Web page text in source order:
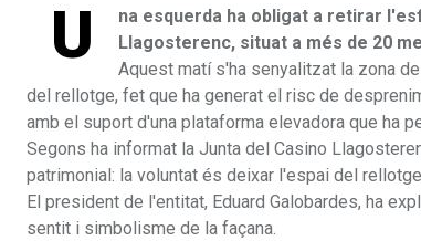
U
na esquerda ha obligat a retirar
Llagosterenc, situat a més de 20
Aquest matí s'ha senyalitzat la zona
del rellotge, fet que ha generat el risc de
amb el suport d'una plataforma elevadora que ha
Segons ha informat la Junta del Casino
patrimonial: la voluntat és deixar l'espai del
El president de l'entitat, Eduard Galobardes, ha
sentit i simbolisme de la façana.